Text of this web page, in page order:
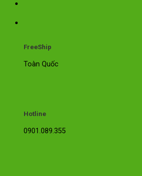
FreeShip
Toàn Quốc
Hotline
0901.089.355